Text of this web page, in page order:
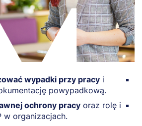
wypadki przy pracy i
powypadkową.
ochrony pracy oraz rolę i
w organizacjach.